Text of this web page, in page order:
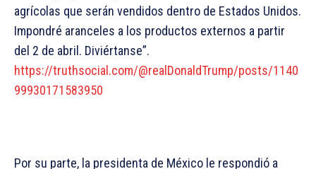
agrícolas que serán vendidos dentro de Estados Unidos.
Impondré aranceles a los productos externos a partir
del 2 de abril. Diviértanse”.
https://truthsocial.com/@realDonaldTrump/posts/1140
99930171583950
Por su parte, la presidenta de México le respondió a